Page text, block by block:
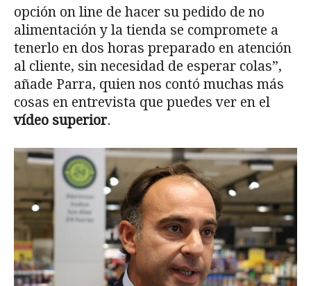
opción on line de hacer su pedido de no
alimentación y la tienda se compromete a
tenerlo en dos horas preparado en atención
al cliente, sin necesidad de esperar colas”,
añade Parra, quien nos contó muchas más
cosas en entrevista que puedes ver en el
vídeo superior.